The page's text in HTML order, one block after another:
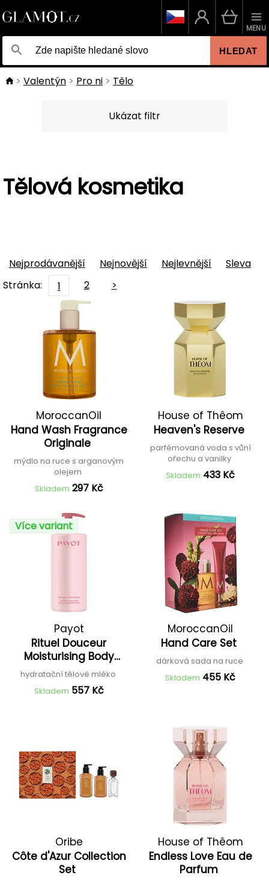
HLEDAT
MENU
Valentýn Pro ni Tělo
Ukázat filtr
Tělová kosmetika
Nejprodávanější Nejnovější Nejlevnější
Sleva
Stránka:
1 2 >
MoroccanOil
Hand Wash Fragrance
Originale
mýdlo na ruce s arganovým
olejem
Skladem 297 Kč
House of Thêom
Heaven's Reserve
parfémovaná voda s vůní
ořechu a vanilky
Skladem 433 Kč
Více variant
Payot
Rituel Douceur
Moisturising Body
Lotion
hydratační tělové mléko
Skladem 557 Kč
MoroccanOil
Hand Care Set
dárková sada na ruce
Skladem 455 Kč
Oribe
Côte d'Azur Collection
Set
House of Thêom
Endless Love Eau de
Parfum